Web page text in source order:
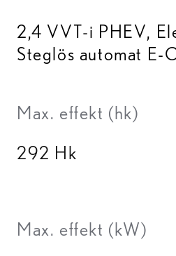
2,4 VVT-i PHEV,
Steglös automat E-
Max. effekt (hk)
292 Hk
Max. effekt (kW)